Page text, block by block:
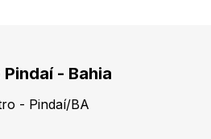
- Bahia
- Pindaí/BA